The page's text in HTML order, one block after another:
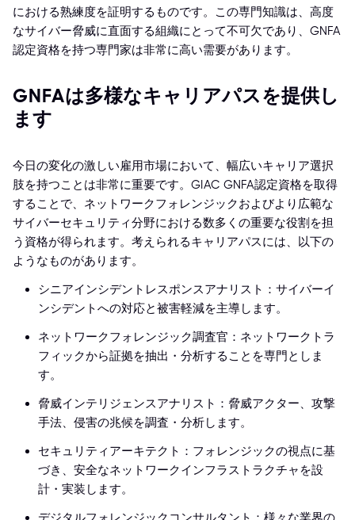
における熟練度を証明するものです。この専門知識は、高度
なサイバー脅威に直面する組織にとって不可欠であり、GNFA
認定資格を持つ専門家は非常に高い需要があります。
GNFAは多様なキャリアパスを提供し
ます
今日の変化の激しい雇用市場において、幅広いキャリア選択
肢を持つことは非常に重要です。GIAC GNFA認定資格を取得
することで、ネットワークフォレンジックおよびより広範な
サイバーセキュリティ分野における数多くの重要な役割を担
う資格が得られます。考えられるキャリアパスには、以下の
ようなものがあります。
シニアインシデントレスポンスアナリスト：サイバーイ
ンシデントへの対応と被害軽減を主導します。
ネットワークフォレンジック調査官：ネットワークトラ
フィックから証拠を抽出・分析することを専門としま
す。
脅威インテリジェンスアナリスト：脅威アクター、攻撃
手法、侵害の兆候を調査・分析します。
セキュリティアーキテクト：フォレンジックの視点に基
づき、安全なネットワークインフラストラクチャを設
計・実装します。